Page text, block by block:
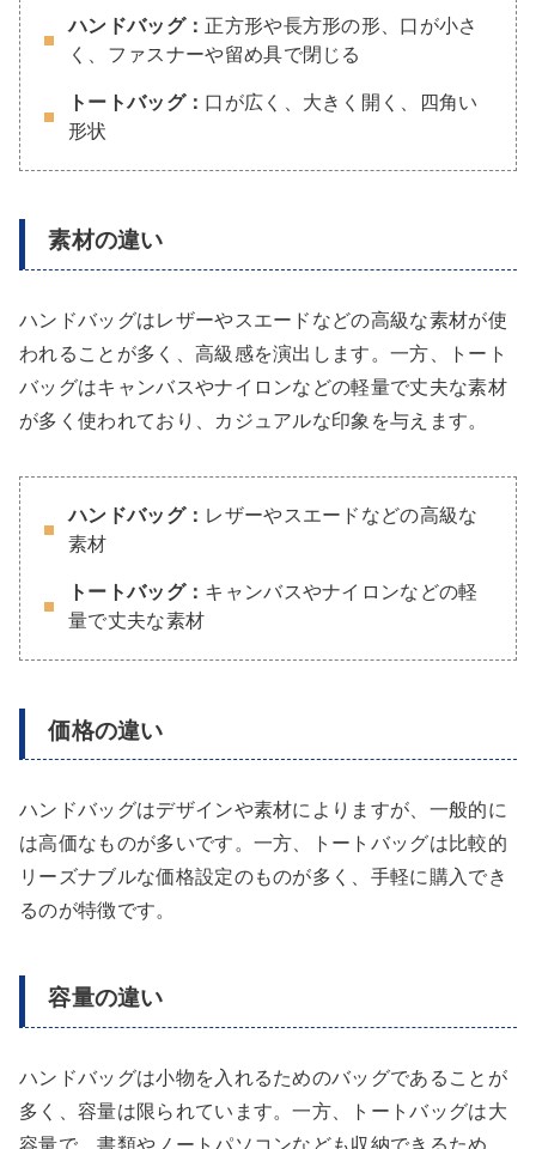
ハンドバッグ： 正方形や長方形の形、口が小さ
く、ファスナーや留め具で閉じる
トートバッグ： 口が広く、大きく開く、四角い
形状
素材の違い
ハンドバッグはレザーやスエードなどの高級な素材が使
われることが多く、高級感を演出します。一方、トート
バッグはキャンバスやナイロンなどの軽量で丈夫な素材
が多く使われており、カジュアルな印象を与えます。
ハンドバッグ： レザーやスエードなどの高級な
素材
トートバッグ： キャンバスやナイロンなどの軽
量で丈夫な素材
価格の違い
ハンドバッグはデザインや素材によりますが、一般的に
は高価なものが多いです。一方、トートバッグは比較的
リーズナブルな価格設定のものが多く、手軽に購入でき
るのが特徴です。
容量の違い
ハンドバッグは小物を入れるためのバッグであることが
多く、容量は限られています。一方、トートバッグは大
容量で、書類やノートパソコンなども収納できるため、